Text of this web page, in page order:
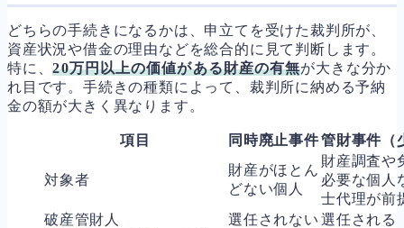
どちらの手続きになるかは、申立てを受けた裁判所が、
資産状況や借金の理由などを総合的に見て判断します。
特に、20万円以上の価値がある財産の有無が大きな分か
れ目です。手続きの種類によって、裁判所に納める予納
金の額が大きく異なります。
項目 同時廃止事件管財事件（
対象者
財産がほとん
どない個人
財産調査や
必要な個人
士代理が前
破産管財人
選任されない 選任される